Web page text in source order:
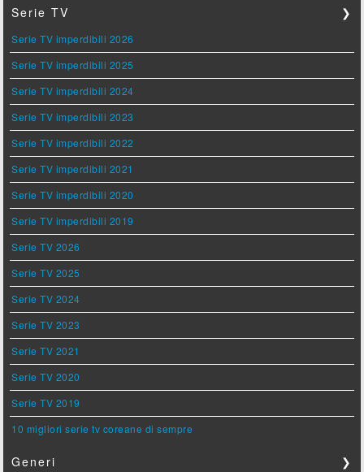
Serie TV ❯
Serie TV imperdibili 2026
Serie TV imperdibili 2025
Serie TV imperdibili 2024
Serie TV imperdibili 2023
Serie TV imperdibili 2022
Serie TV imperdibili 2021
Serie TV imperdibili 2020
Serie TV imperdibili 2019
Serie TV 2026
Serie TV 2025
Serie TV 2024
Serie TV 2023
Serie TV 2021
Serie TV 2020
Serie TV 2019
10 migliori serie tv coreane di sempre
Generi ❯